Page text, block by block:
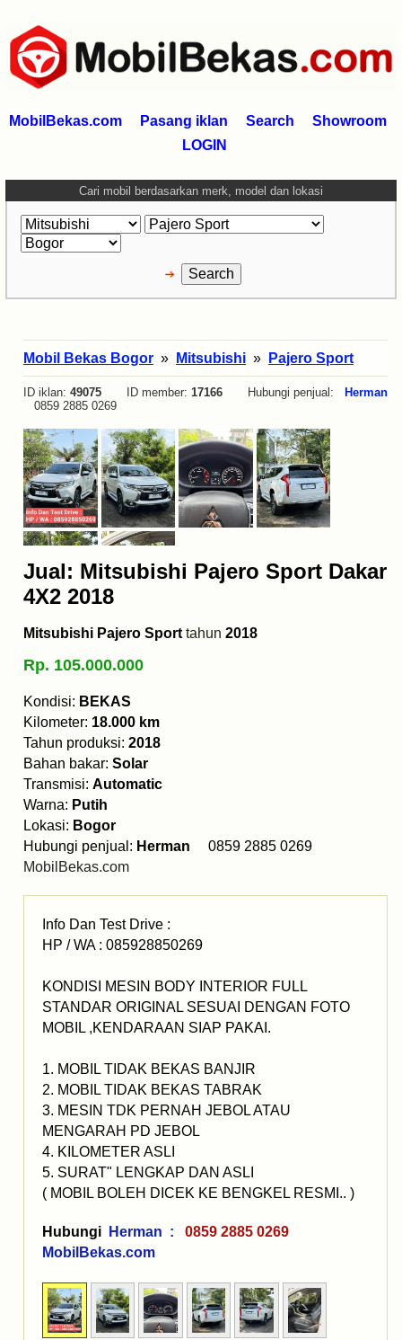
MobilBekas.com Pasang iklan Search
Showroom
LOGIN
Cari mobil berdasarkan merk, model dan lokasi
Mobil Bekas Bogor » Mitsubishi » Pajero Sport
ID iklan: 49075 ID member: 17166 Hubungi penjual:
Herman
0859 2885 0269
Jual: Mitsubishi Pajero Sport Dakar
4X2 2018
Mitsubishi Pajero Sport tahun 2018
Rp. 105.000.000
Kondisi: BEKAS
Kilometer: 18.000 km
Tahun produksi: 2018
Bahan bakar: Solar
Transmisi: Automatic
Warna: Putih
Lokasi: Bogor
Hubungi penjual: Herman 0859 2885 0269
MobilBekas.com
Info Dan Test Drive :
HP / WA : 085928850269
KONDISI MESIN BODY INTERIOR FULL
STANDAR ORIGINAL SESUAI DENGAN FOTO
MOBIL ,KENDARAAN SIAP PAKAI.
1. MOBIL TIDAK BEKAS BANJIR
2. MOBIL TIDAK BEKAS TABRAK
3. MESIN TDK PERNAH JEBOL ATAU
MENGARAH PD JEBOL
4. KILOMETER ASLI
5. SURAT" LENGKAP DAN ASLI
( MOBIL BOLEH DICEK KE BENGKEL RESMI.. )
Hubungi Herman :
0859 2885 0269
MobilBekas.com